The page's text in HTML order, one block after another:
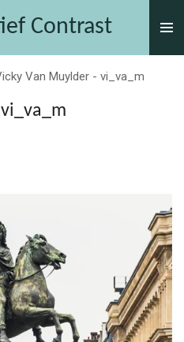
Contrast
Van Muylder - vi_va_m